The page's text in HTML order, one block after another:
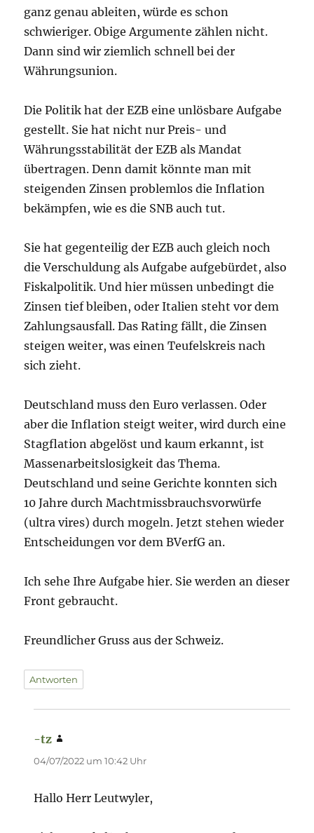
ganz genau ableiten, würde es schon
schwieriger. Obige Argumente zählen nicht.
Dann sind wir ziemlich schnell bei der
Währungsunion.
Die Politik hat der EZB eine unlösbare Aufgabe
gestellt. Sie hat nicht nur Preis- und
Währungsstabilität der EZB als Mandat
übertragen. Denn damit könnte man mit
steigenden Zinsen problemlos die Inflation
bekämpfen, wie es die SNB auch tut.
Sie hat gegenteilig der EZB auch gleich noch
die Verschuldung als Aufgabe aufgebürdet, also
Fiskalpolitik. Und hier müssen unbedingt die
Zinsen tief bleiben, oder Italien steht vor dem
Zahlungsausfall. Das Rating fällt, die Zinsen
steigen weiter, was einen Teufelskreis nach
sich zieht.
Deutschland muss den Euro verlassen. Oder
aber die Inflation steigt weiter, wird durch eine
Stagflation abgelöst und kaum erkannt, ist
Massenarbeitslosigkeit das Thema.
Deutschland und seine Gerichte konnten sich
10 Jahre durch Machtmissbrauchsvorwürfe
(ultra vires) durch mogeln. Jetzt stehen wieder
Entscheidungen vor dem BVerfG an.
Ich sehe Ihre Aufgabe hier. Sie werden an dieser
Front gebraucht.
Freundlicher Gruss aus der Schweiz.
Antworten
-tz
04/07/2022 um 10:42 Uhr
Hallo Herr Leutwyler,